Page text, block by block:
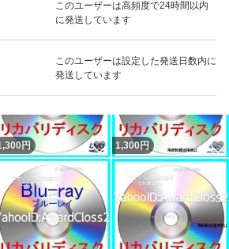
ケットポスト 0円
にて午後1時までの決済確認分は当
午後1時以降の確認分は翌日以降の発
常より早まる/遅れる場合がありま
このユーザーは高頻度で24時間以内
に発送しています
このユーザーは設定した発送日数内に
発送しています
いいね！
1,300
いね！
円 いいね！
1,300円